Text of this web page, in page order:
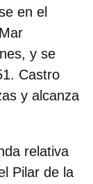
en el
y se
Castro
y alcanza
relativa
Pilar de la